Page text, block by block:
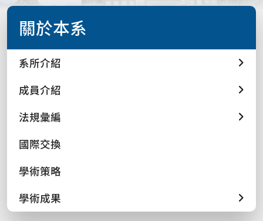
關於本系
系所介紹
成員介紹
法規彙編
國際交換
學術策略
學術成果